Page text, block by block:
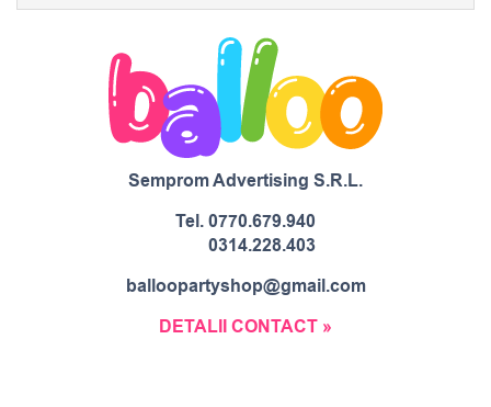
Semprom Advertising S.R.L.
Tel.0770.679.940
0314.228.403
balloopartyshop@gmail.com
DETALII CONTACT »